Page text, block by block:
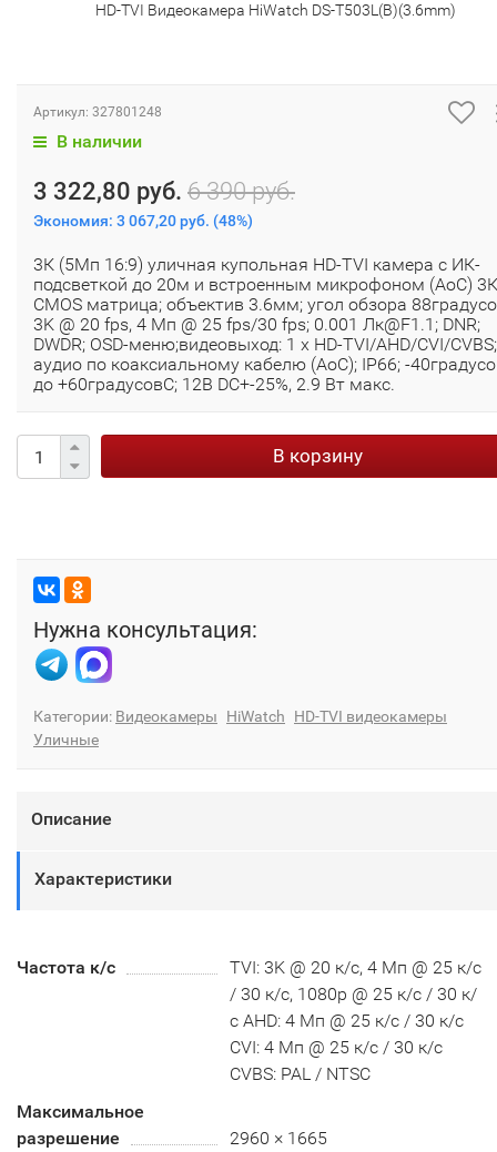
HD-TVI Видеокамера HiWatch DS-T503L(B)(3.6mm)
Артикул: 327801248
В наличии
3 322,80 руб. 6 390 руб.
Экономия: 3 067,20 руб. (48%)
3К (5Мп 16:9) уличная купольная HD-TVI камера с ИК-
подсветкой до 20м и встроенным микрофоном (AoC) 3К
CMOS матрица; объектив 3.6мм; угол обзора
3K @ 20 fps, 4 Мп @ 25 fps/30 fps; 0.001 Лк@F1.1; DNR;
DWDR; OSD-меню;видеовыход: 1 х HD-TVI/AHD/CVI/CVBS;
аудио по коаксиальному кабелю (AoC); IP66; -
до +60градусовС; 12В DC+-25%, 2.9 Вт макс.
В корзину
Нужна консультация:
Категории: Видеокамеры HiWatch
HD-TVI видеокамеры
Уличные
Описание
Характеристики
Частота к/с
TVI: 3K @ 20 к/с, 4 Мп @ 25 к/с
/ 30 к/с, 1080p @ 25 к/с / 30 к/
с AHD: 4 Мп @ 25 к/с / 30 к/с
CVI: 4 Мп @ 25 к/с / 30 к/с
CVBS: PAL / NTSC
Максимальное
разрешение
2960 × 1665